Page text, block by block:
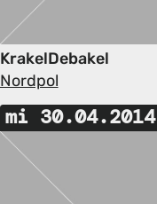
KrakelDebakel
Nordpol
mi 30.04.2014